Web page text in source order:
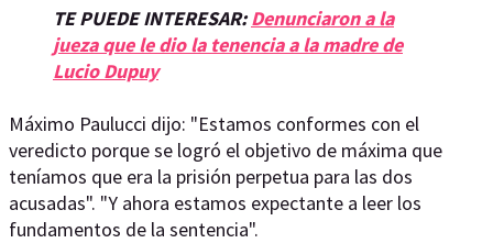
TE PUEDE INTERESAR:Denunciaron a la
jueza que le dio la tenencia a la madre de
Lucio Dupuy
Máximo Paulucci dijo: "Estamos conformes con el
veredicto porque se logró el objetivo de máxima que
teníamos que era la prisión perpetua para las dos
acusadas". "Y ahora estamos expectante a leer los
fundamentos de la sentencia".